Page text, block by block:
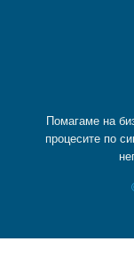
Помагаме на
процесите по